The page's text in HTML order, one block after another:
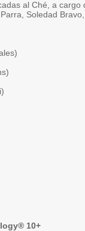
al Ché, a cargo
Soledad
10+